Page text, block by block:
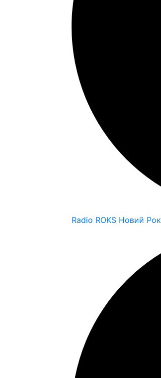
Radio ROKS Новий Рок